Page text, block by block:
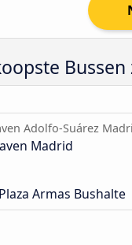
Bussen
Adolfo-Suárez
Madrid
Armas Bushalte